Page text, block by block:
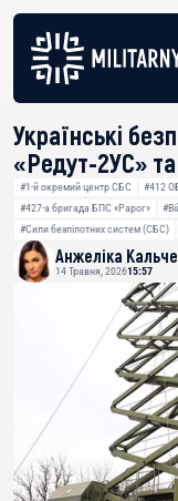
Українські
«Редут-2УС»
#1-й окремий центр СБС #412
#427-а бригада БПС «Рарог»
#Сили безпілотних систем (СБС)
Анжеліка
14 Травня, 202615:57